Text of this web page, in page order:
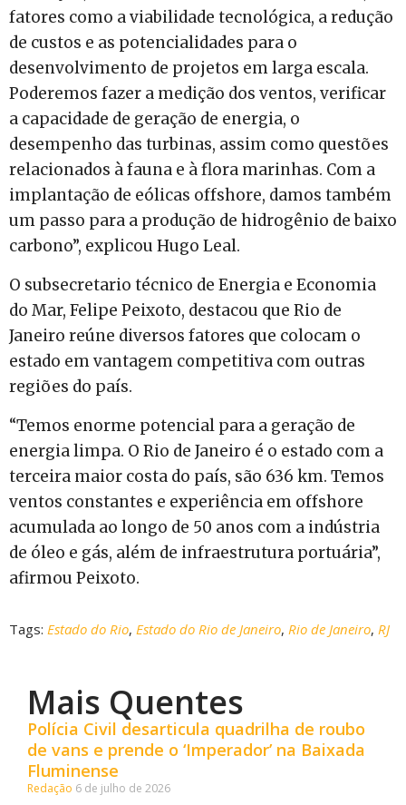
fatores como a viabilidade tecnológica, a redução
de custos e as potencialidades para o
desenvolvimento de projetos em larga escala.
Poderemos fazer a medição dos ventos, verificar
a capacidade de geração de energia, o
desempenho das turbinas, assim como questões
relacionados à fauna e à flora marinhas. Com a
implantação de eólicas offshore, damos também
um passo para a produção de hidrogênio de baixo
carbono”, explicou Hugo Leal.
O subsecretario técnico de Energia e Economia
do Mar, Felipe Peixoto, destacou que Rio de
Janeiro reúne diversos fatores que colocam o
estado em vantagem competitiva com outras
regiões do país.
“Temos enorme potencial para a geração de
energia limpa. O Rio de Janeiro é o estado com a
terceira maior costa do país, são 636 km. Temos
ventos constantes e experiência em offshore
acumulada ao longo de 50 anos com a indústria
de óleo e gás, além de infraestrutura portuária”,
afirmou Peixoto.
Tags: Estado do Rio, Estado do Rio de Janeiro, Rio de Janeiro, RJ
Mais Quentes
Polícia Civil desarticula quadrilha de roubo
de vans e prende o ‘Imperador’ na Baixada
Fluminense
Redação 6 de julho de 2026